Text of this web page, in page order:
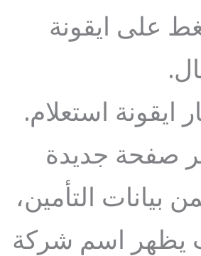
على ايقونة
ايقونة استعلام.
صفحة جديدة
بيانات التأمين،
يظهر اسم شركة